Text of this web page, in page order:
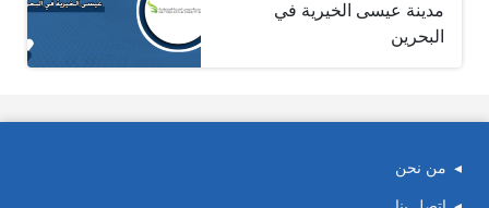
مدينة عيسى الخيرية في
البحرين
من نحن